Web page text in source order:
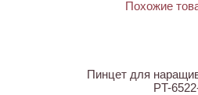
Пинцет для
PT-